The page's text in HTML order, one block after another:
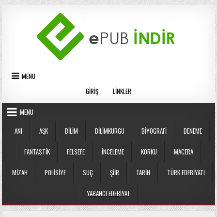
Skip
to
content
MENU
GIRIŞ
LINKLER
MENU
ANI
AŞK BILIM BILIMKURGU BIYOGRAFI DENEME
FANTASTIK FELSEFE İNCELEME KORKU MACERA
MIZAH POLISIYE SUÇ ŞIIR TARIH TÜRK EDEBIYATI
YABANCI EDEBIYAT